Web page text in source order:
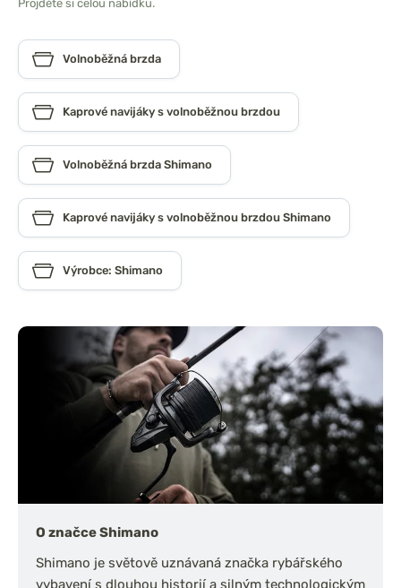
Projděte si celou nabídku.
Volnoběžná brzda
Kaprové navijáky s volnoběžnou brzdou
Volnoběžná brzda Shimano
Kaprové navijáky s volnoběžnou brzdou Shimano
Výrobce: Shimano
O značce Shimano
Shimano je světově uznávaná značka rybářského
vybavení s dlouhou historií a silným technologickým